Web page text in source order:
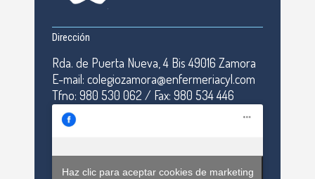
Dirección
Rda. de Puerta Nueva, 4 Bis 49016 Zamora
E-mail: colegiozamora@enfermeriacyl.com
Tfno: 980 530 062 / Fax: 980 534 446
Haz clic para aceptar cookies de marketing